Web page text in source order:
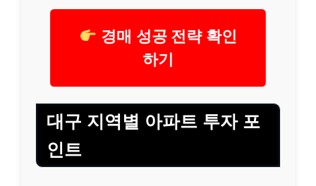
경매 성공 전략 확인
하기
대구 지역별 아파트 투자 포
인트